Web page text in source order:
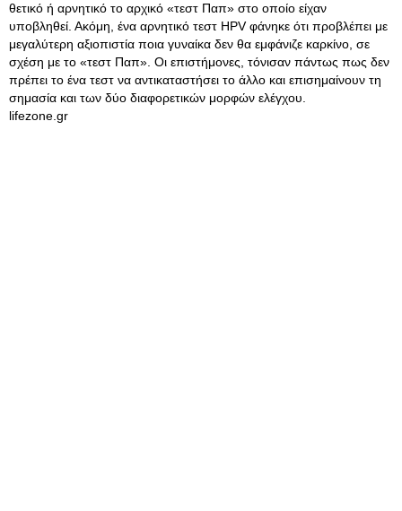
θετικό ή αρνητικό το αρχικό «τεστ Παπ» στο οποίο είχαν
υποβληθεί. Ακόμη, ένα αρνητικό τεστ HPV φάνηκε ότι προβλέπει με
μεγαλύτερη αξιοπιστία ποια γυναίκα δεν θα εμφάνιζε καρκίνο, σε
σχέση με το «τεστ Παπ». Οι επιστήμονες, τόνισαν πάντως πως δεν
πρέπει το ένα τεστ να αντικαταστήσει το άλλο και επισημαίνουν τη
σημασία και των δύο διαφορετικών μορφών ελέγχου.
lifezone.gr